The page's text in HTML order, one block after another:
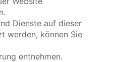
Dienste auf dieser
werden, können Sie
entnehmen.